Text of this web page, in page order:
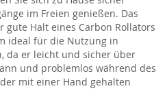
im Freien genießen. Das
Halt eines Carbon Rollators
ideal für die Nutzung in
da er leicht und sicher über
und problemlos während des
mit einer Hand gehalten